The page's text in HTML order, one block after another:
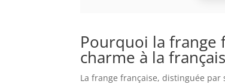
Pourquoi la frange
charme à la
La frange française, distinguée